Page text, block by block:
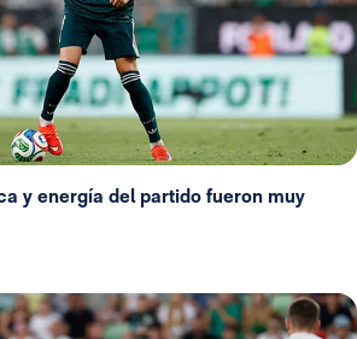
y energía del partido fueron muy